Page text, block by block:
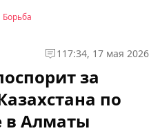
Борьба
1 17:34, 17 мая 2026
за
по
в Алматы